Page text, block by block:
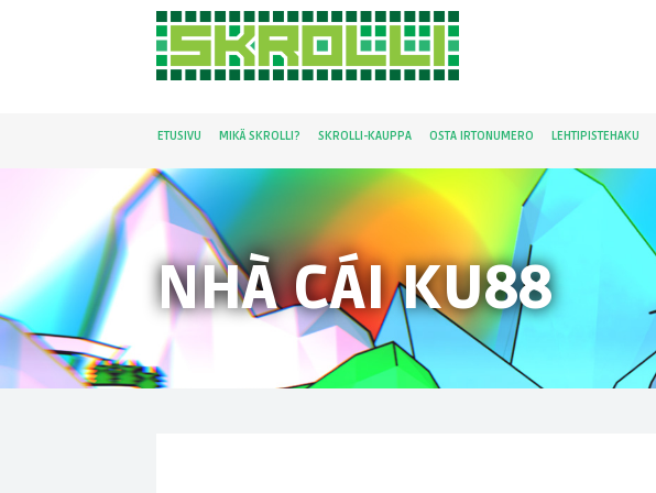
ETUSIVU MIKÄ SKROLLI? SKROLLI-KAUPPA OSTA IRTONUMERO LEHTIPISTEHAKU
NHÀ CÁI KU88